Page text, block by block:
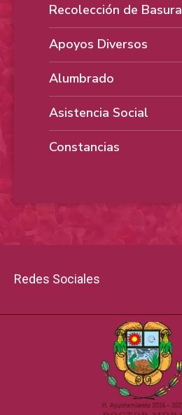
Recolección de Basura
Apoyos Diversos
Alumbrado
Asistencia Social
Constancias
Redes Sociales